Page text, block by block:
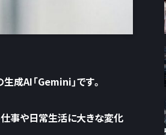
成AI「Gemini」です。
事や日常生活に大きな変化